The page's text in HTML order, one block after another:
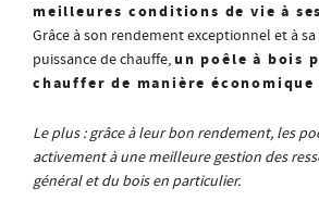
meilleures conditions de vie à
Grâce à son rendement exceptionnel et à
puissance de chauffe,un poêle à bois
chauffer de manière
Le plus : grâce à leur bon rendement, les
activement à une meilleure gestion des
général et du bois en particulier.